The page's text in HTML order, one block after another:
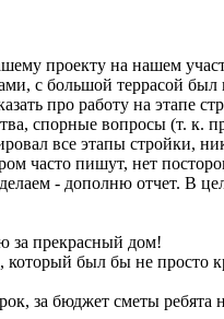
проекту на нашем
с большой террасой
про работу на этапе
спорные вопросы (т.
все этапы стройки,
часто пишут, нет
- дополню отчет. В
за прекрасный дом!
был бы не просто
за бюджет сметы ребята